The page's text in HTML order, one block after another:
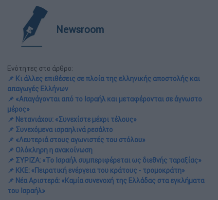
Newsroom
Ενότητες στο άρθρο:
📌 Κι άλλες επιθέσεις σε πλοία της ελληνικής αποστολής και
απαγωγές Ελλήνων
📌 «Απαγάγονται από το Ισραήλ και μεταφέρονται σε άγνωστο
μέρος»
📌 Νετανιάχου: «Συνεχίστε μέχρι τέλους»
📌 Συνεχόμενα ισραηλινά ρεσάλτο
📌 «Λευτεριά στους αγωνιστές του στόλου»
📌 Ολόκληρη η ανακοίνωση
📌 ΣΥΡΙΖΑ: «Το Ισραήλ συμπεριφέρεται ως διεθνής ταραξίας»
📌 ΚΚΕ: «Πειρατική ενέργεια του κράτους - τρομοκράτη»
📌 Νέα Αριστερά: «Καμία συνενοχή της Ελλάδας στα εγκλήματα
του Ισραήλ»